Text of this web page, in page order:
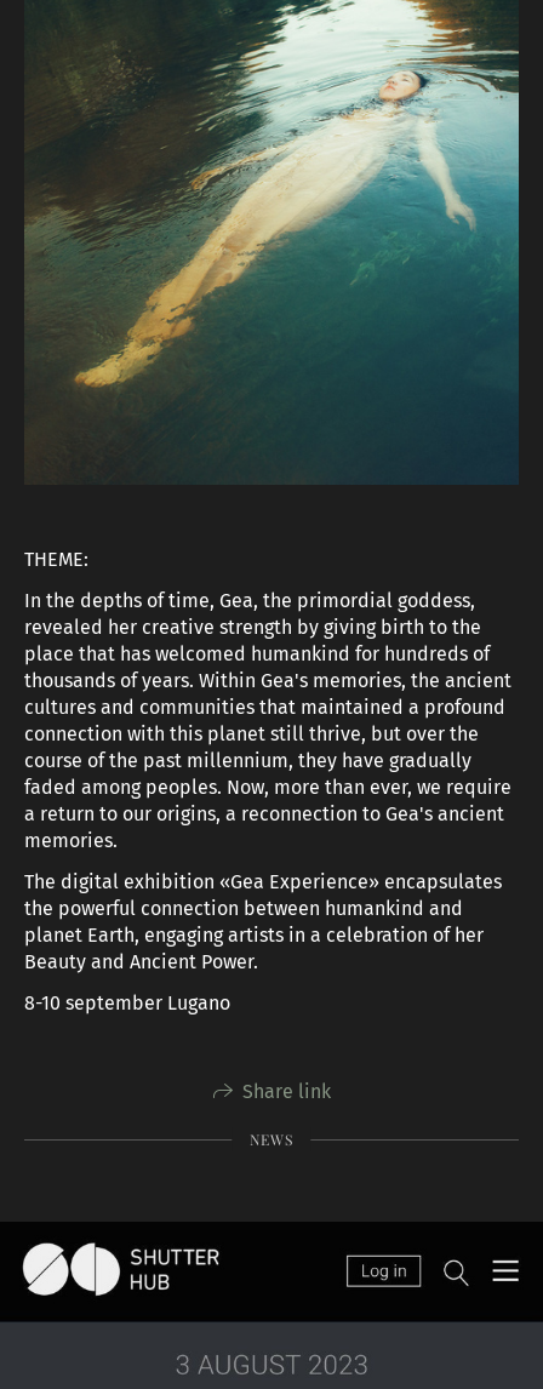
THEME:
In the depths of time, Gea, the primordial goddess,
revealed her creative strength by giving birth to the
place that has welcomed humankind for hundreds of
thousands of years. Within Gea's memories, the ancient
cultures and communities that maintained a profound
connection with this planet still thrive, but over the
course of the past millennium, they have gradually
faded among peoples. Now, more than ever, we require
a return to our origins, a reconnection to Gea's ancient
memories.
The digital exhibition «Gea Experience» encapsulates
the powerful connection between humankind and
planet Earth, engaging artists in a celebration of her
Beauty and Ancient Power.
8-10 september Lugano
Share link
NEWS